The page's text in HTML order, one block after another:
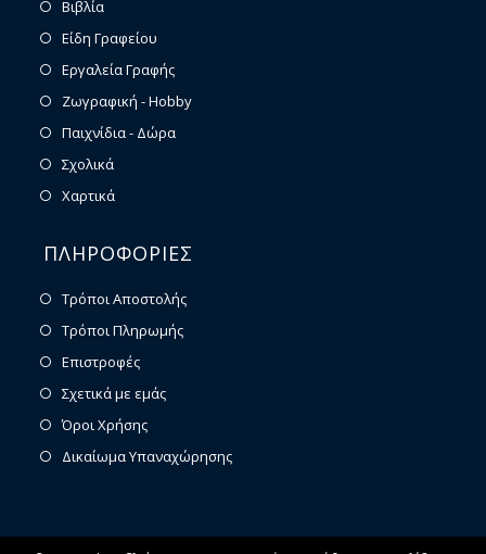
Βιβλία
Είδη Γραφείου
Εργαλεία Γραφής
Ζωγραφική - Hobby
Παιχνίδια - Δώρα
Σχολικά
Χαρτικά
ΠΛΗΡΟΦΟΡΙΕΣ
Τρόποι Αποστολής
Τρόποι Πληρωμής
Επιστροφές
Σχετικά με εμάς
Όροι Χρήσης
Δικαίωμα Υπαναχώρησης